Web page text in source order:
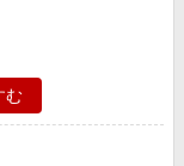
自転車 ７００×２
レント（ＥＴＲ
） SW-
む